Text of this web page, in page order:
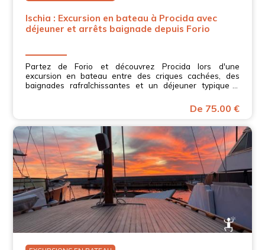
Ischia : Excursion en bateau à Procida avec
déjeuner et arrêts baignade depuis Forio
Partez de Forio et découvrez Procida lors d'une
excursion en bateau entre des criques cachées, des
baignades rafraîchissantes et un déjeuner typique à
De 75.00 €